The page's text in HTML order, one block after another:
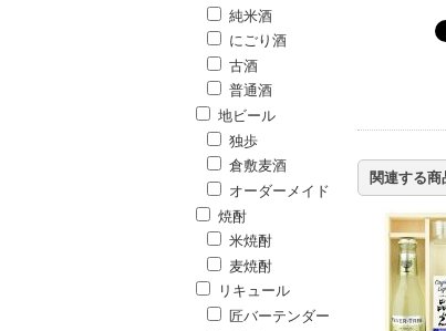
関連する商
純米酒
にごり酒
古酒
普通酒
地ビール
独歩
倉敷麦酒
オーダーメイド
焼酎
米焼酎
麦焼酎
リキュール
匠バーテンダー